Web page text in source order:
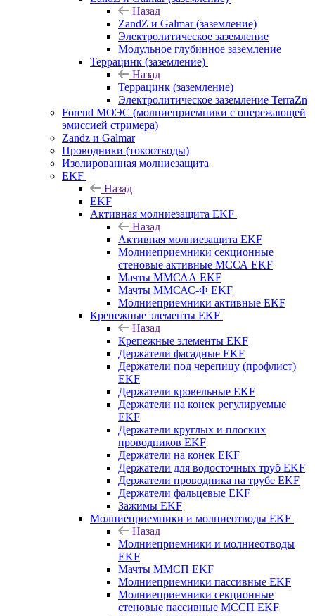
Назад
ZandZ и Galmar (заземление)
Электролитическое заземление
Модульное глубинное заземление
Террацинк (заземление)
Назад
Террацинк (заземление)
Электролитическое заземление TerraZn
Forend МОЭС (молниеприемники с опережающей
эмиссией стримера)
Zandz и Galmar
Проводники (токоотводы)
Изолированная молниезащита
EKF
Назад
EKF
Активная молниезащита EKF
Назад
Активная молниезащита EKF
Молниеприемники секционные
стеновые активные МССА EKF
Мачты ММСАА EKF
Мачты ММСАС-Ф EKF
Молниеприемники активные EKF
Крепежные элементы EKF
Назад
Крепежные элементы EKF
Держатели фасадные EKF
Держатели под черепицу (профлист)
EKF
Держатели кровельные EKF
Держатели на конек регулируемые
EKF
Держатели круглых и плоских
проводников EKF
Держатели на конек EKF
Держатели для водосточных труб EKF
Держатели проводника на трубе EKF
Держатели фальцевые EKF
Зажимы EKF
Молниеприемники и молниеотводы EKF
Назад
Молниеприемники и молниеотводы
EKF
Мачты ММСП EKF
Молниеприемники пассивные EKF
Молниеприемники секционные
стеновые пассивные МССП EKF